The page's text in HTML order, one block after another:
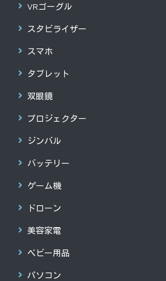
VRゴーグル
スタビライザー
スマホ
タブレット
双眼鏡
プロジェクター
ジンバル
バッテリー
ゲーム機
ドローン
美容家電
ベビー用品
パソコン